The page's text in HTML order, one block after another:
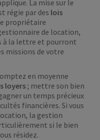
La mise sur le
régie par des lois
propriétaire
de location,
à la lettre et pourront
missions de votre
en moyenne
loyers ; mettre son bien
un temps précieux
financières. Si vous
la gestion
si le bien
résidez.